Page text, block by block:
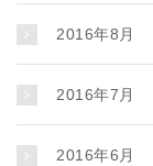
2016年8月
2016年7月
2016年6月